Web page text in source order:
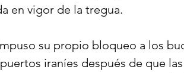
en vigor de la tregua.
su propio bloqueo a los
iraníes después de que